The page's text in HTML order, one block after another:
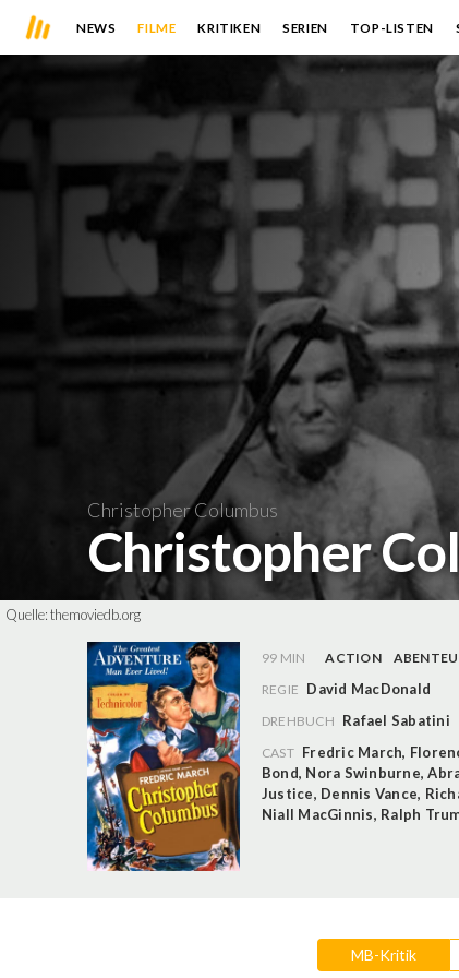
NEWS FILME KRITIKEN SERIEN TOP-LISTEN
Christopher Columbus
Christopher
Quelle:themoviedb.org
99 MIN ACTION
REGIE David MacDonald
DREHBUCH Rafael Sabatini
CAST Fredric March,
Bond, Nora Swinburne,
Justice, Dennis Vance,
Niall MacGinnis, Ralph
MB-Kritik